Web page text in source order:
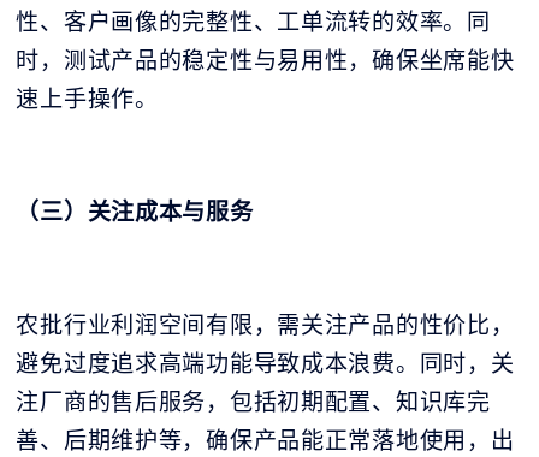
性、客户画像的完整性、工单流转的效率。同
时，测试产品的稳定性与易用性，确保坐席能快
速上手操作。
（三）关注成本与服务
农批行业利润空间有限，需关注产品的性价比，
避免过度追求高端功能导致成本浪费。同时，关
注厂商的售后服务，包括初期配置、知识库完
善、后期维护等，确保产品能正常落地使用，出